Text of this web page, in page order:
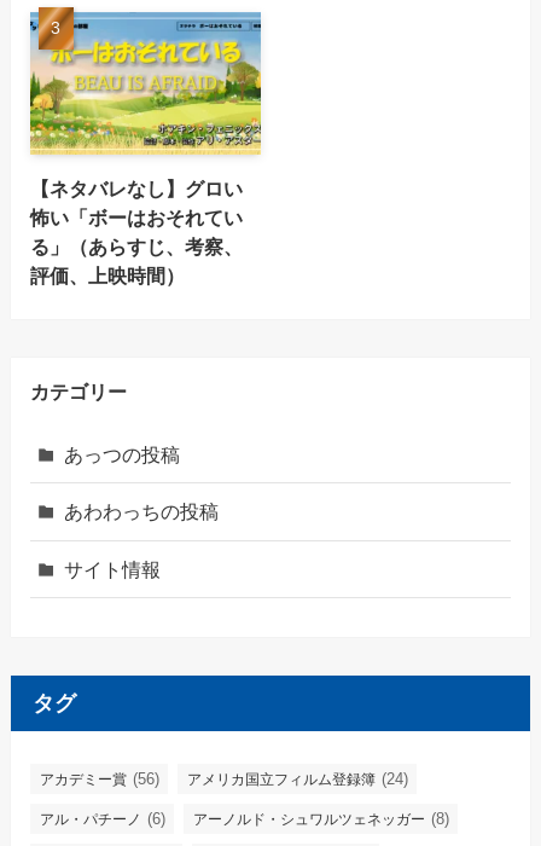
【ネタバレなし】グロい
怖い「ボーはおそれてい
る」（あらすじ、考察、
評価、上映時間）
カテゴリー
あっつの投稿
あわわっちの投稿
サイト情報
タグ
アカデミー賞 (56) アメリカ国立フィルム登録簿 (24)
アル・パチーノ (6) アーノルド・シュワルツェネッガー (8)